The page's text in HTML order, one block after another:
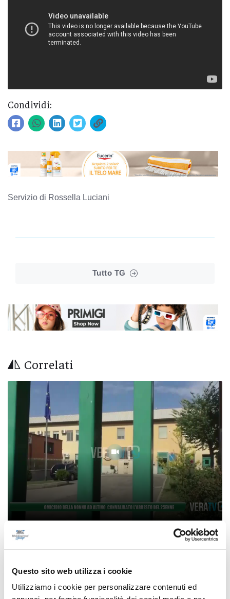
Questo sito web utilizza i cookie
Utilizziamo i cookie per personalizzare contenuti ed
Condividi:
Servizio di Rossella Luciani
Tutto TG
Correlati
Omicidio della nonna ad Altino, convalidato
l’arresto del 25enne
09/08/2026